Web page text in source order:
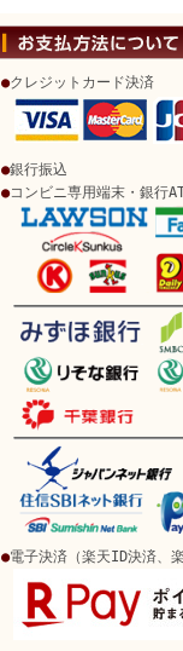
●クレジットカード決済
●銀行振込
●コンビニ専用端末・銀行
●電子決済（楽天ID決済、